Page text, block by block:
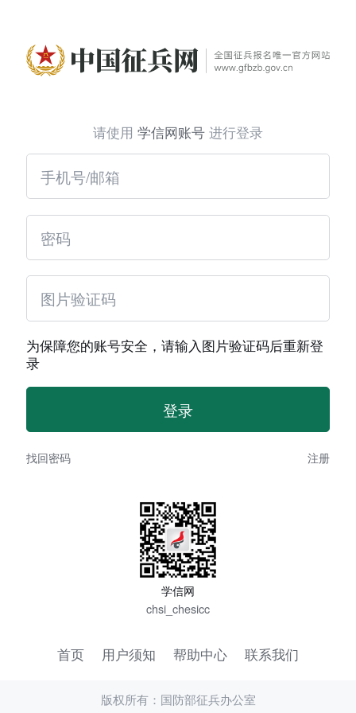
请使用 学信网账号 进行登录
为保障您的账号安全，请输入图片验证码后重新登
录
找回密码 注册
学信网
chsi_chesicc
首页 用户须知 帮助中心 联系我们
版权所有：国防部征兵办公室